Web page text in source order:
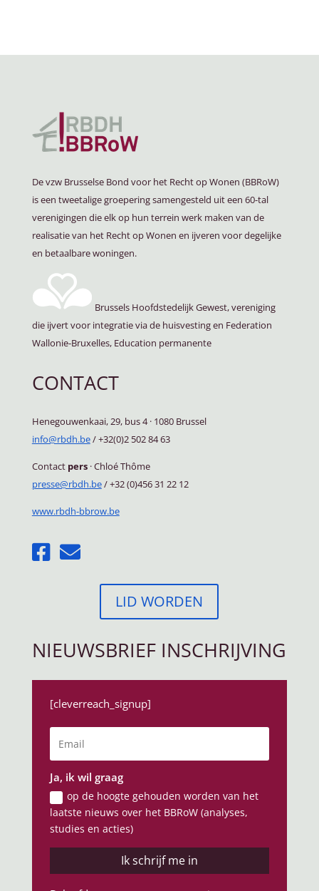
De vzw Brusselse Bond voor het Recht op Wonen (BBRoW)
is een tweetalige groepering samengesteld uit een 60-tal
verenigingen die elk op hun terrein werk maken van de
realisatie van het Recht op Wonen en ijveren voor degelijke
en betaalbare woningen.
Brussels Hoofdstedelijk Gewest, vereniging
die ijvert voor integratie via de huisvesting en Federation
Wallonie-Bruxelles, Education permanente
CONTACT
Henegouwenkaai, 29, bus 4·1080 Brussel
info@rbdh.be/ +32(0)2 502 84 63
Contact pers ·Chloé Thôme
presse@rbdh.be/ +32 (0)456 31 22 12
www.rbdh-bbrow.be
LID WORDEN
NIEUWSBRIEF INSCHRIJVING
[cleverreach_signup]
Ja, ik wil graag
op de hoogte gehouden worden van het
laatste nieuws over het BBRoW (analyses,
studies en acties)
Ik schrijf me in